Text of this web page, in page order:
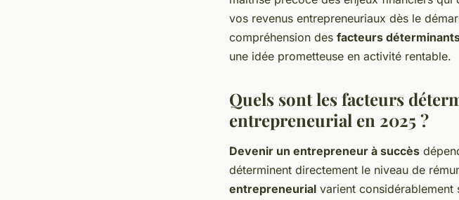
vos revenus entrepreneuriaux dès le
compréhension des facteurs
une idée prometteuse en activité rentable.
Quels sont les facteurs
entrepreneurial en 2025 ?
Devenir un entrepreneur à succès
déterminent directement le niveau de
entrepreneurial varient